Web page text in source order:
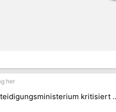
her
kritisiert